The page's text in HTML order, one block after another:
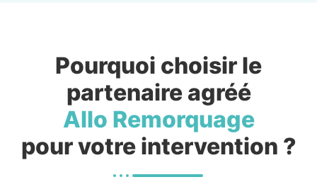
Pourquoi choisir le
partenaire agréé
Allo Remorquage
pour votre intervention ?